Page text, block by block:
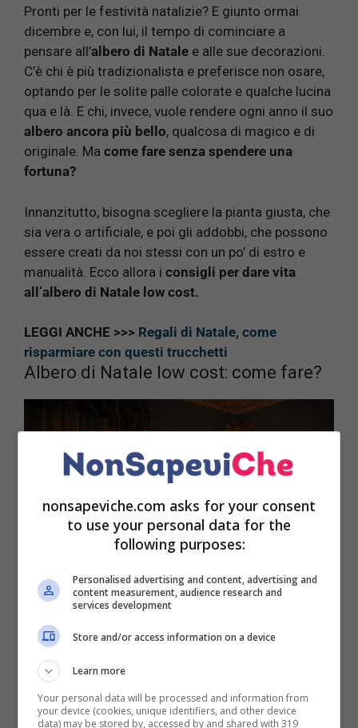
Pronti per le festività natalizie? E giunto ormai
dicembre e, con lui, il tempo di cominciare a
pensare all’albero di Natale e alle sue decorazioni.
C’è chi è più tradizionalista e preferisce non osare,
optando per le solite palle colorate e qualche lucina
qua e là. E chi, invece, vuole rendere ogni anno il suo
albero ancora più bello, qualcosa di magico e di
originale. Ma come fare senza spendere una
fortuna?
Innanzitutto, bisogna scegliere la pianta giusta, che
sia vera o artificiale, e poi gli addobbi, che possono
essere creati da noi stessi con un po’ di estro e
manualità. Ecco allora i consigli per dare vita
all’albero di Natale low cost.
LEGGI ANCHE >>> Regali di Natale, come
risparmiare con questi trucchetti
Albero di Natale low cost: come fare?
Albero di Natale low cost
La prima scelta importante riguarda iltipo di albero
che vogliamo mettere nella nostra casa:vero o
nonsapeviche.com asks for your consent
to use your personal data for the
following purposes:
Personalised advertising and content, advertising and
content measurement, audience research and
services development
Store and/or access information on a device
Learn more
Your personal data will be processed and information from
your device (cookies, unique identifiers, and other device
data) may be stored by, accessed by and shared with 319